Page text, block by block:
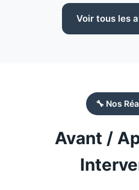
Voir tous les
🔧 Nos
Avant /